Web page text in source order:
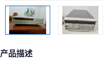
产品描述